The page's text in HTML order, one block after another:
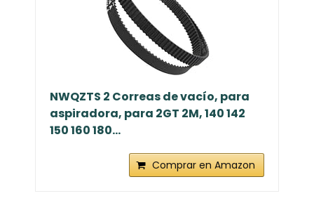
NWQZTS 2 Correas de vacío, para
aspiradora, para 2GT 2M, 140 142
150 160 180...
Comprar en Amazon